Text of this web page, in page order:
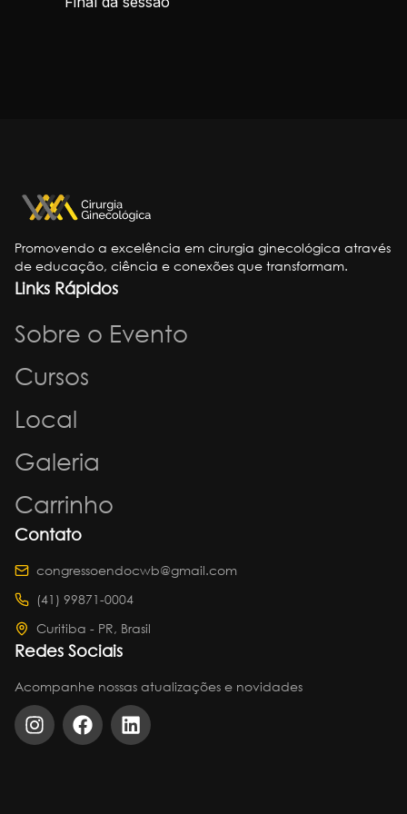
Promovendo a excelência em cirurgia ginecológica através
de educação, ciência e conexões que transformam.
Links Rápidos
Sobre o Evento
Cursos
Local
Galeria
Carrinho
Contato
congressoendocwb@gmail.com
(41) 99871-0004
Curitiba - PR, Brasil
Redes Sociais
Acompanhe nossas atualizações e novidades